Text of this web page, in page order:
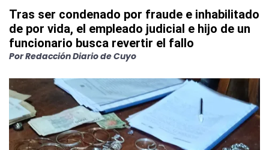
Tras ser condenado por fraude e inhabilitado
de por vida, el empleado judicial e hijo de un
funcionario busca revertir el fallo
PorRedacción Diario de Cuyo